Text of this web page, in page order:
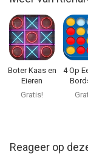
Boter Kaas en
Eieren
VOLLEDIG
Gratis!
4 Op
Reageer op